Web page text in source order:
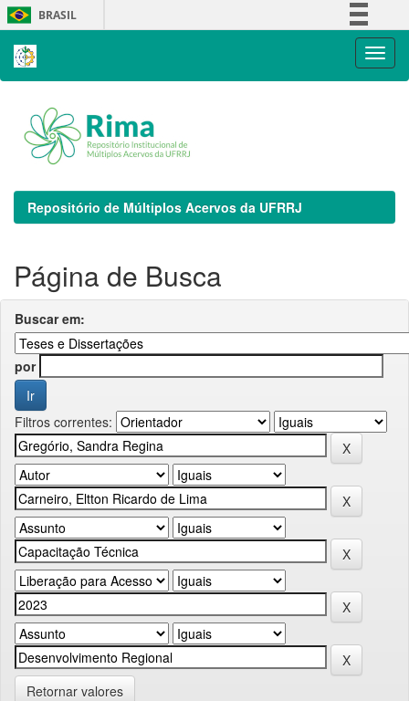
Skip
navigation
BRASIL
Repositório de Múltiplos Acervos da UFRRJ
Página de Busca
Buscar em:
por
Filtros correntes:
Retornar valores